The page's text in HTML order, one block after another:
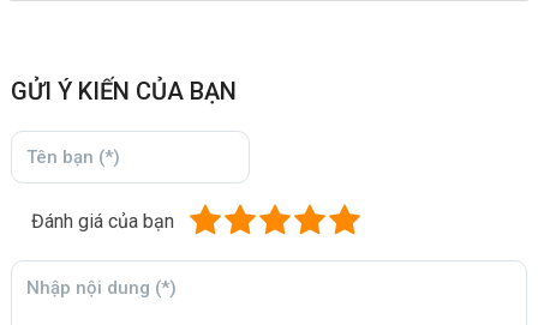
GỬI Ý KIẾN CỦA BẠN
Đánh giá của bạn